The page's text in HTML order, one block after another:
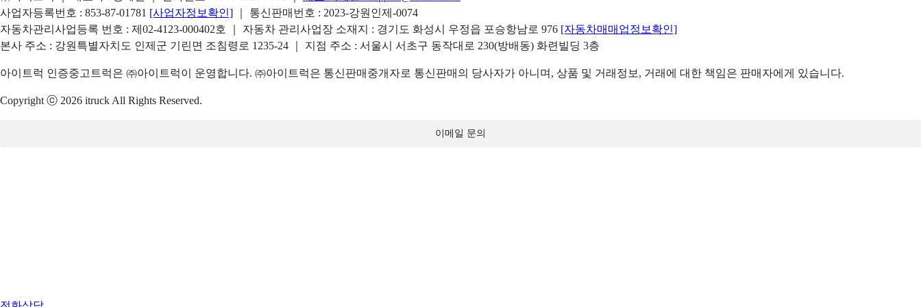
사업자등록번호 : 853-87-01781 [사업자정보확인]
｜ 통신판매번호 : 2023-강원인제-0074
자동차관리사업등록 번호 : 제02-4123-000402호 ｜ 자동차 관리사업장 소재지 : 경기도 화성시 우정읍 포승항남로 976 [자동차매매업정보확인]
본사 주소 : 강원특별자치도 인제군 기린면 조침령로 1235-24 ｜ 지점 주소 : 서울시 서초구 동작대로 230(방배동) 화련빌딩 3층
아이트럭 인증중고트럭은 ㈜아이트럭이 운영합니다. ㈜아이트럭은 통신판매중개자로 통신판매의 당사자가 아니며, 상품 및 거래정보, 거래에 대한 책임은 판매자에게 있습니다.
Copyright ⓒ 2026 itruck All Rights Reserved.
이메일 문의